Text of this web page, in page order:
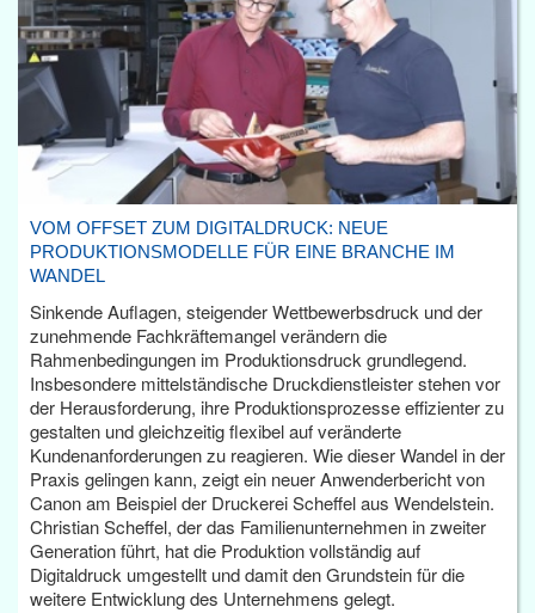
VOM OFFSET ZUM DIGITALDRUCK: NEUE
PRODUKTIONSMODELLE FÜR EINE BRANCHE IM
WANDEL
Sinkende Auflagen, steigender Wettbewerbsdruck und der
zunehmende Fachkräftemangel verändern die
Rahmenbedingungen im Produktionsdruck grundlegend.
Insbesondere mittelständische Druckdienstleister stehen vor
der Herausforderung, ihre Produktionsprozesse effizienter zu
gestalten und gleichzeitig flexibel auf veränderte
Kundenanforderungen zu reagieren. Wie dieser Wandel in der
Praxis gelingen kann, zeigt ein neuer Anwenderbericht von
Canon am Beispiel der Druckerei Scheffel aus Wendelstein.
Christian Scheffel, der das Familienunternehmen in zweiter
Generation führt, hat die Produktion vollständig auf
Digitaldruck umgestellt und damit den Grundstein für die
weitere Entwicklung des Unternehmens gelegt.